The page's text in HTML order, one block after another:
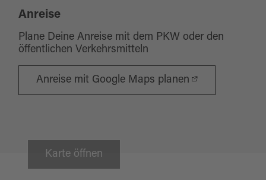
Anreise
Plane Deine Anreise mit dem PKW oder den
öffentlichen Verkehrsmitteln
Anreise mit Google Maps planen
Karte öffnen